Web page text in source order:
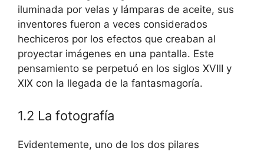
iluminada por velas y lámparas de aceite, sus
inventores fueron a veces considerados
hechiceros por los efectos que creaban al
proyectar imágenes en una pantalla. Este
pensamiento se perpetuó en los siglos XVIII y
XIX con la llegada de la fantasmagoría.
1.2 La fotografía
Evidentemente, uno de los dos pilares